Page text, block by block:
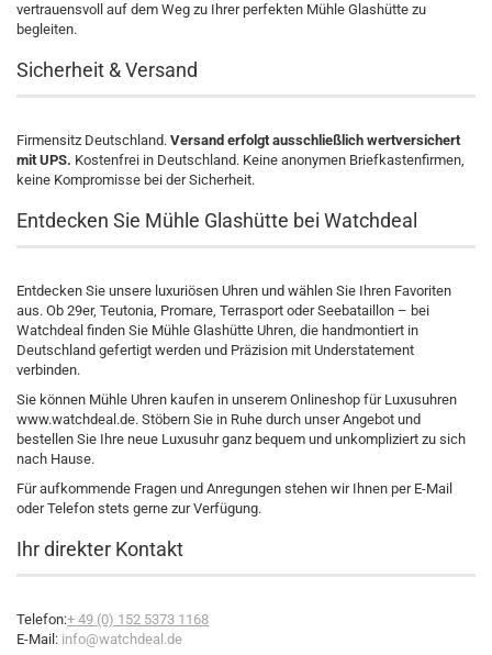
vertrauensvoll auf dem Weg zu Ihrer perfekten Mühle Glashütte zu
begleiten.
Sicherheit & Versand
Firmensitz Deutschland. Versand erfolgt ausschließlich wertversichert
mit UPS. Kostenfrei in Deutschland. Keine anonymen Briefkastenfirmen,
keine Kompromisse bei der Sicherheit.
Entdecken Sie Mühle Glashütte bei Watchdeal
Entdecken Sie unsere luxuriösen Uhren und wählen Sie Ihren Favoriten
aus. Ob 29er, Teutonia, Promare, Terrasport oder Seebataillon – bei
Watchdeal finden Sie Mühle Glashütte Uhren, die handmontiert in
Deutschland gefertigt werden und Präzision mit Understatement
verbinden.
Sie können Mühle Uhren kaufen in unserem Onlineshop für Luxusuhren
www.watchdeal.de. Stöbern Sie in Ruhe durch unser Angebot und
bestellen Sie Ihre neue Luxusuhr ganz bequem und unkompliziert zu sich
nach Hause.
Für aufkommende Fragen und Anregungen stehen wir Ihnen per E-Mail
oder Telefon stets gerne zur Verfügung.
Ihr direkter Kontakt
Telefon:+ 49 (0) 152 5373 1168
E-Mail: info@watchdeal.de